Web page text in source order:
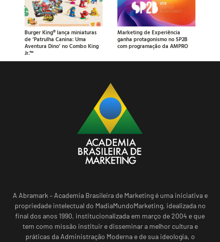
Burger King® lança miniaturas
de ‘Patrulha Canina: Uma
Aventura Dino’ no Combo King
Jr.™
Marketing de Experiência
ganha protagonismo no SP2B
com programação da AMPRO
A Abramark – Academia Brasileira de Marketing é uma iniciativa e
propriedade intelectual do MadiaMundoMarketing, idealizada no
final dos anos 1990, institucionalizada em março de 2004 e que
tem como missão instituir e disseminar a melhor cultura e
práticas da Administração Moderna e de sua ideologia, o